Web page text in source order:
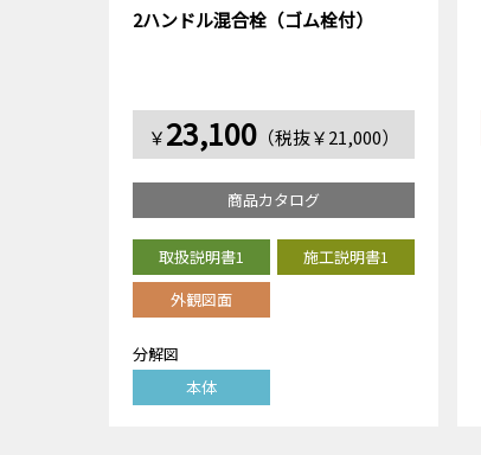
2ハンドル混合栓（ゴム栓付）
￥23,100 （税抜￥21,000）
商品カタログ
取扱説明書1
施工説明書1
外観図面
分解図
本体